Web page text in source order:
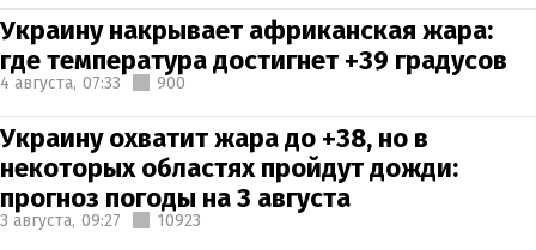
Украину накрывает африканская жара:
где температура достигнет +39 градусов
4 августа, 07:33 900
Украину охватит жара до +38, но в
некоторых областях пройдут дожди:
прогноз погоды на 3 августа
3 августа, 09:27 10923